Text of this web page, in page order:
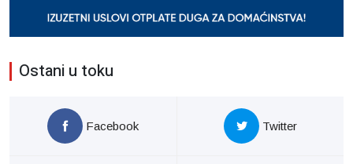
Ostani u toku
Facebook Twitter